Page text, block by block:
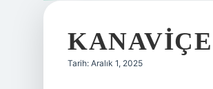
Tarih: Aralık 1, 2025